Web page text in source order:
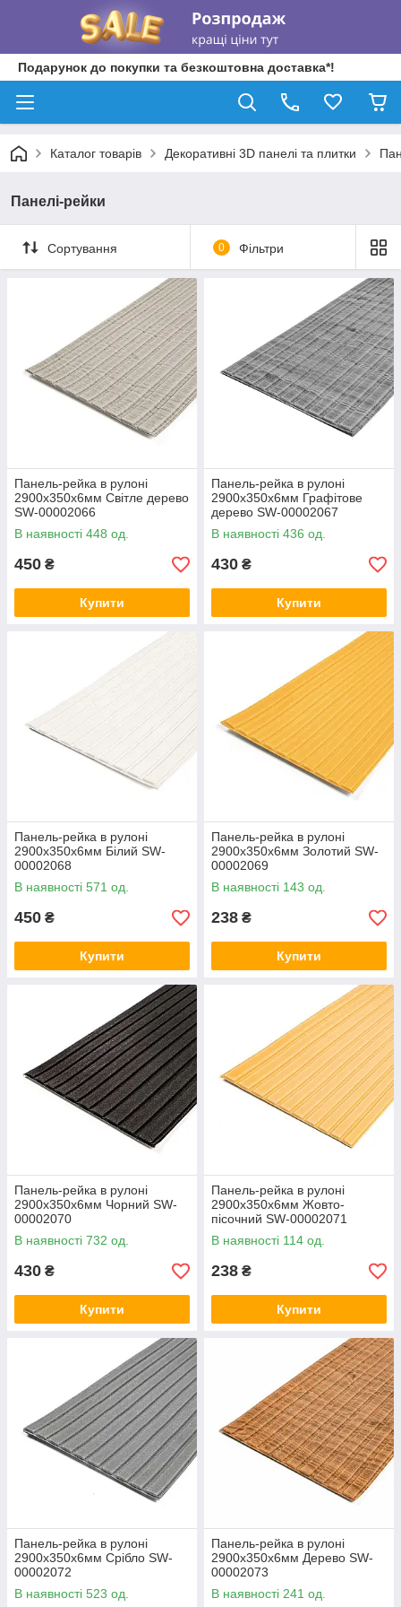
Подарунок до покупки та безкоштовна доставка*!
Каталог товарів Декоративні 3D панелі та плитки
Панелі-рейки
Сортування 0 Фільтри
Панель-рейка в рулоні
2900х350х6мм Світле дерево
SW-00002066
В наявності 448 од.
450 ₴
Купити
Панель-рейка в рулоні
2900х350х6мм Графітове
дерево SW-00002067
В наявності 436 од.
430 ₴
Купити
Панель-рейка в рулоні
2900х350х6мм Білий SW-
00002068
В наявності 571 од.
450 ₴
Купити
Панель-рейка в рулоні
2900х350х6мм Золотий SW-
00002069
В наявності 143 од.
238 ₴
Купити
Панель-рейка в рулоні
2900х350х6мм Чорний SW-
00002070
В наявності 732 од.
430 ₴
Купити
Панель-рейка в рулоні
2900х350х6мм Жовто-
пісочний SW-00002071
В наявності 114 од.
238 ₴
Купити
Панель-рейка в рулоні
2900х350х6мм Срібло SW-
00002072
В наявності 523 од.
Панель-рейка в рулоні
2900х350х6мм Дерево SW-
00002073
В наявності 241 од.